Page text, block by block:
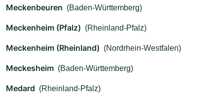
Meckenbeuren (Baden-Württemberg)
Meckenheim (Pfalz) (Rheinland-Pfalz)
Meckenheim (Rheinland) (Nordrhein-Westfalen)
Meckesheim (Baden-Württemberg)
Medard (Rheinland-Pfalz)